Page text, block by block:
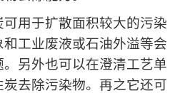
用于扩散面积较大的污染
工业废液或石油外溢等会
另外也可以在澄清工艺单
去除污染物。再之它还可